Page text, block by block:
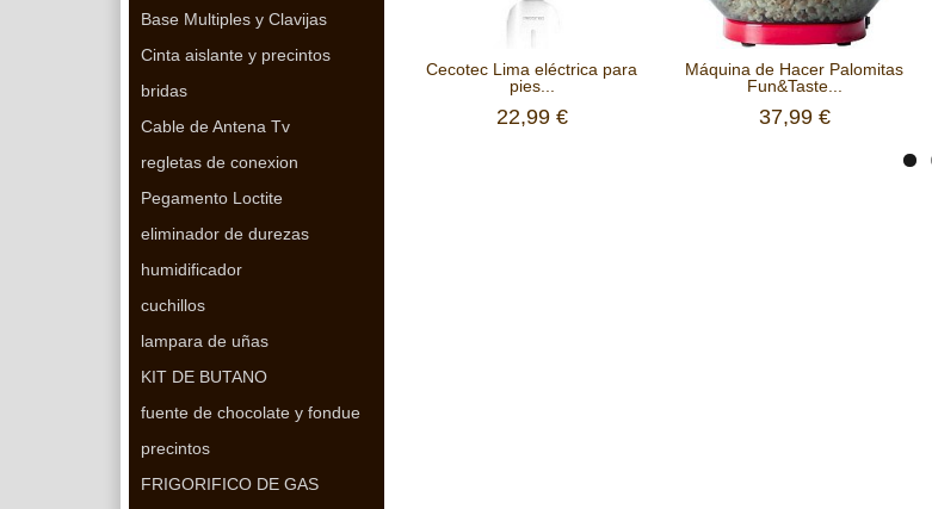
Base Multiples y Clavijas
Cinta aislante y precintos
bridas
Cable de Antena Tv
regletas de conexion
Pegamento Loctite
eliminador de durezas
humidificador
cuchillos
lampara de uñas
KIT DE BUTANO
fuente de chocolate y fondue
precintos
FRIGORIFICO DE GAS
Cecotec Lima eléctrica para
pies...
22,99 €
Máquina de Hacer Palomitas
Fun&Taste...
37,99 €